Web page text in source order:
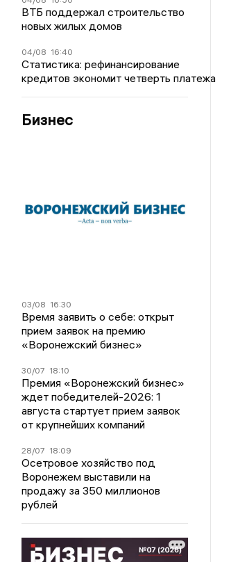
ВТБ поддержал строительство
новых жилых домов
04/08 16:40
Статистика: рефинансирование
кредитов экономит четверть платежа
Бизнес
03/08 16:30
Время заявить о себе: открыт
прием заявок на премию
«Воронежский бизнес»
30/07 18:10
Премия «Воронежский бизнес»
ждет победителей-2026: 1
августа стартует прием заявок
от крупнейших компаний
28/07 18:09
Осетровое хозяйство под
Воронежем выставили на
продажу за 350 миллионов
рублей